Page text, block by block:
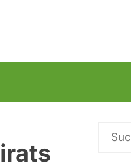
Suche